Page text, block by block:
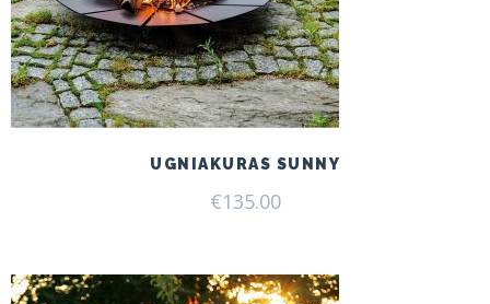
UGNIAKURAS SUNNY
€135.00